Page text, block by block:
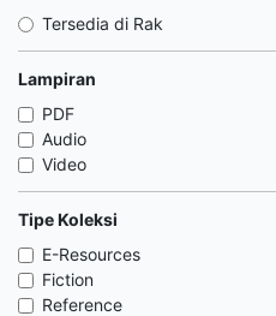
Tersedia di Rak
Lampiran
PDF
Audio
Video
Tipe Koleksi
E-Resources
Fiction
Reference